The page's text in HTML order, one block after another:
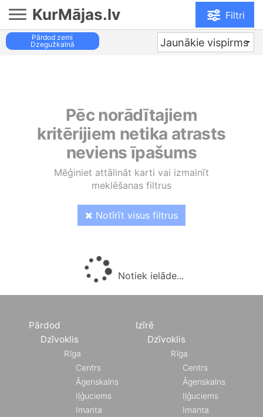
KurMājas.lv Filtri
Pārdod zemi
Dzegužkalnā
Jaunākie vispirms
Pēc norādītajiem
kritērijiem netika atrasts
neviens īpašums
Mēģiniet attālināt karti vai izmainīt
meklēšanas filtrus
Notīrīt visus filtrus
Notiek ielāde...
Pārdod
Dzīvoklis
Rīga
Centrs
Āgenskalns
Iļģuciems
Imanta
Izīrē
Dzīvoklis
Rīga
Centrs
Āgenskalns
Iļģuciems
Imanta